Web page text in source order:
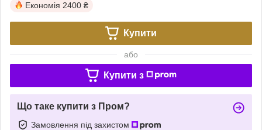
Економія 2400 ₴
Купити
або
Купити з
Що таке купити з Пром?
Замовлення під захистом